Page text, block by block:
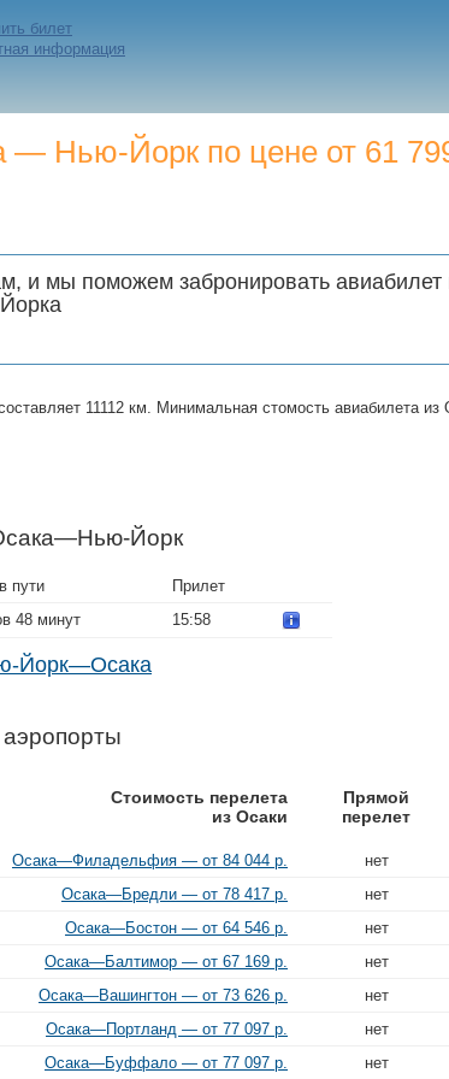
билет
информация
— Нью-Йорк по цене от 61
и мы поможем забронировать авиабилет
11112 км. Минимальная стомость авиабилета из
Йорк
пути
Прилет
48 минут 15:58
Йорк—Осака
Стоимость перелета
из Осаки
Прямой
перелет
Осака—Филадельфия — от 84 044 р.
нет
Осака—Бредли — от 78 417 р.
нет
Осака—Бостон — от 64 546 р.
нет
Осака—Балтимор — от 67 169 р.
нет
Осака—Вашингтон — от 73 626 р.
нет
Осака—Портланд — от 77 097 р.
нет
Осака—Буффало — от 77 097 р. нет